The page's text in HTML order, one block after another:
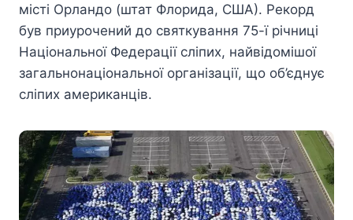
місті Орландо (штат Флорида, США). Рекорд
був приурочений до святкування 75-ї річниці
Національної Федерації сліпих, найвідомішої
загальнонаціональної організації, що об’єднує
сліпих американців.